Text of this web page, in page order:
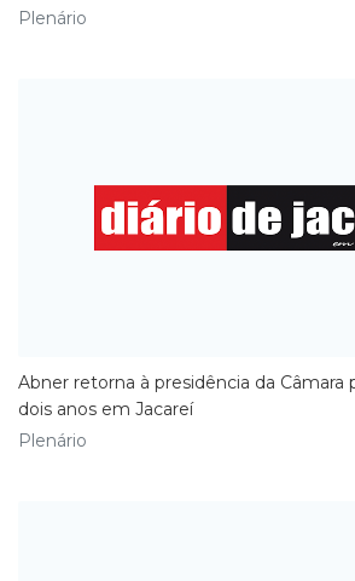
Plenário
Abner retorna à presidência da Câmara
dois anos em Jacareí
Plenário